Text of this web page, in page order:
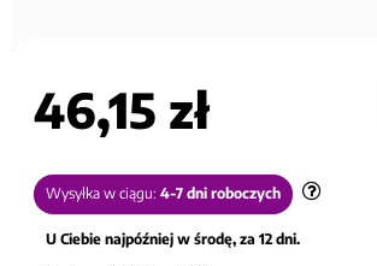
46,15 zł
Wysyłka w ciągu: 4-7 dni roboczych
U Ciebie najpóźniej w środę, za 12 dni.